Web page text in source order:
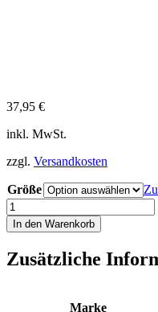
37,95 €
inkl. MwSt.
zzgl. Versandkosten
Größe
Poseidon
T-
Shirt
navy
In den Warenkorb
Zusätzliche
Marke